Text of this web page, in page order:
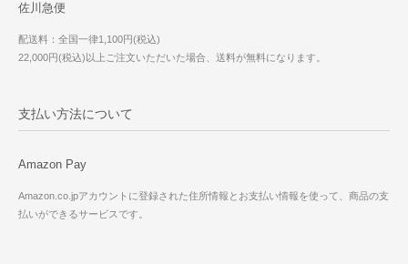
佐川急便
配送料：全国一律1,100円(税込)
22,000円(税込)以上ご注文いただいた場合、送料が無料になります。
支払い方法について
Amazon Pay
Amazon.co.jpアカウントに登録された住所情報とお支払い情報を使って、商品の支
払いができるサービスです。